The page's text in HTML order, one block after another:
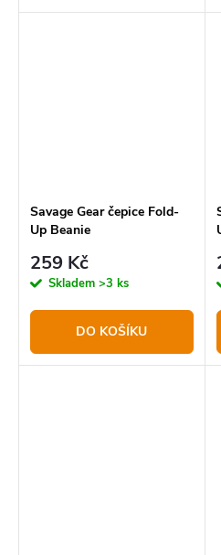
základními principy, na
Savage Gear čepice Fold-
Up Beanie
259 Kč
Skladem >3 ks
DO KOŠÍKU